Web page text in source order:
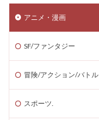
アニメ・漫画
SF/ファンタジー
冒険/アクション/バトル
スポーツ.